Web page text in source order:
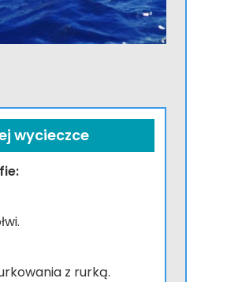
wycieczce
z rurką.